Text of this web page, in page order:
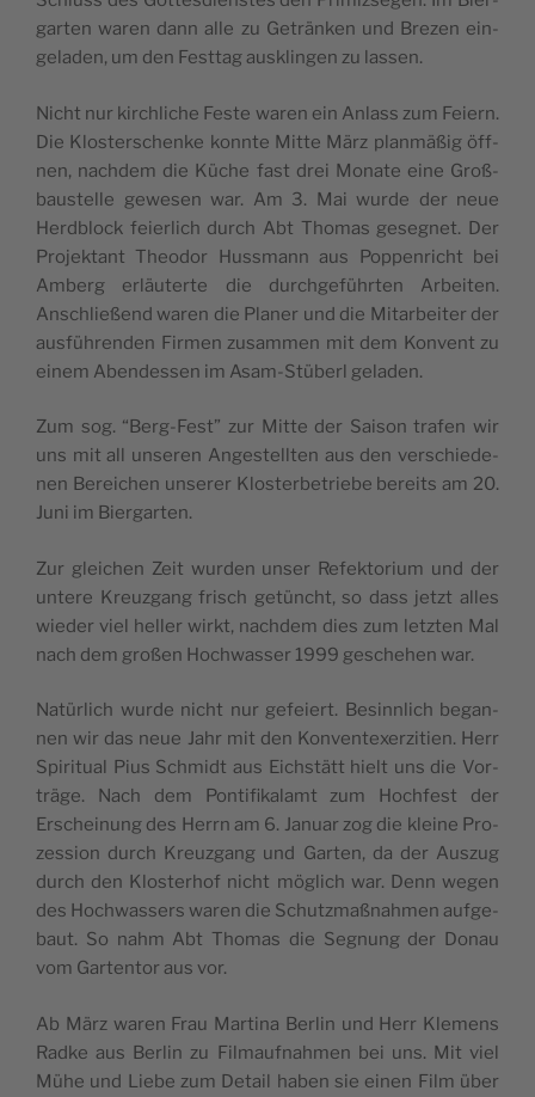
gar­ten waren dann alle zu Geträn­ken und Bre­zen ein­
ge­la­den, um den Fest­tag ausklin­gen zu lassen.
Nicht nur kir­chli­che Feste waren ein Anlass zum Feiern.
Die Klo­ster­schen­ke konn­te Mit­te März plan­mäßig öff­
nen, nach­dem die Küche fast drei Mona­te eine Groß­
bau­stel­le gewe­sen war. Am 3. Mai wur­de der neue
Herd­block feier­lich durch Abt Tho­mas gese­gnet. Der
Pro­jek­tant Theo­dor Huss­mann aus Pop­pen­ri­cht bei
Amberg erläu­ter­te die dur­ch­ge­führ­ten Arbei­ten.
Anschließend waren die Pla­ner und die Mitar­bei­ter der
ausfüh­ren­den Fir­men zusam­men mit dem Kon­vent zu
einem Aben­des­sen im Asam-Stü­berl geladen.
Zum sog. “Berg-Fest” zur Mit­te der Sai­son tra­fen wir
uns mit all unse­ren Ange­stell­ten aus den ver­schie­de­
nen Berei­chen unse­rer Klo­ster­be­trie­be berei­ts am 20.
Juni im Biergarten.
Zur glei­chen Zeit wur­den unser Refek­to­rium und der
unte­re Kreu­z­gang fri­sch getün­cht, so dass jetzt alles
wie­der viel hel­ler wirkt, nach­dem dies zum letz­ten Mal
nach dem großen Hoch­was­ser 1999 gesche­hen war.
Natür­lich wur­de nicht nur gefeiert. Besinn­lich began­
nen wir das neue Jahr mit den Kon­ven­te­xer­zi­tien. Herr
Spi­ri­tual Pius Sch­midt aus Eich­stätt hielt uns die Vor­
trä­ge. Nach dem Pon­ti­fi­ka­lamt zum Hoch­fe­st der
Erschei­nung des Herrn am 6. Januar zog die klei­ne Pro­
zes­sion durch Kreu­z­gang und Gar­ten, da der Auszug
durch den Klo­ste­rhof nicht möglich war. Denn wegen
des Hoch­was­sers waren die Schu­tz­maß­nah­men auf­ge­
baut. So nahm Abt Tho­mas die Segnung der Donau
vom Gar­ten­tor aus vor.
Ab März waren Frau Mar­ti­na Ber­lin und Herr Kle­mens
Rad­ke aus Ber­lin zu Fil­mauf­nah­men bei uns. Mit viel
Mühe und Lie­be zum Detail haben sie einen Film über